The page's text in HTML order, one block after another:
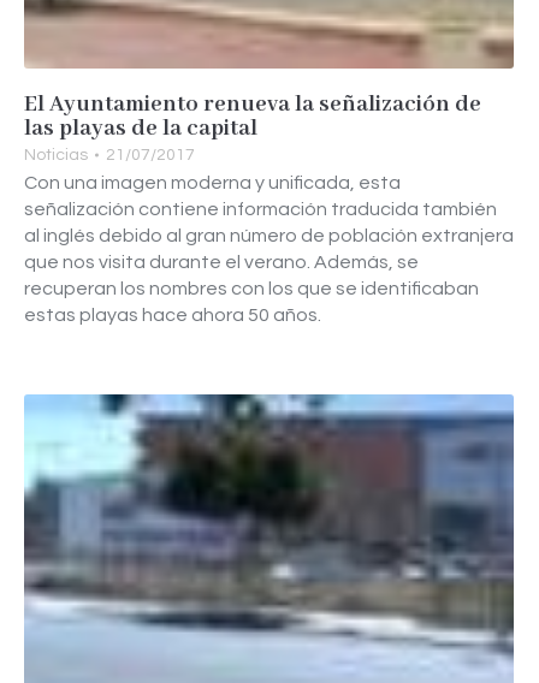
El Ayuntamiento renueva la señalización de
las playas de la capital
Noticias 21/07/2017
Con una imagen moderna y unificada, esta
señalización contiene información traducida también
al inglés debido al gran número de población extranjera
que nos visita durante el verano. Además, se
recuperan los nombres con los que se identificaban
estas playas hace ahora 50 años.